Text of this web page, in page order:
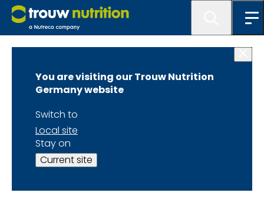
You are visiting our Trouw Nutrition
Germany website
Switch to
Local site
Stay on
Current site
News
Skretting
unterzeichnet die
Ocean for Climate
Declaration